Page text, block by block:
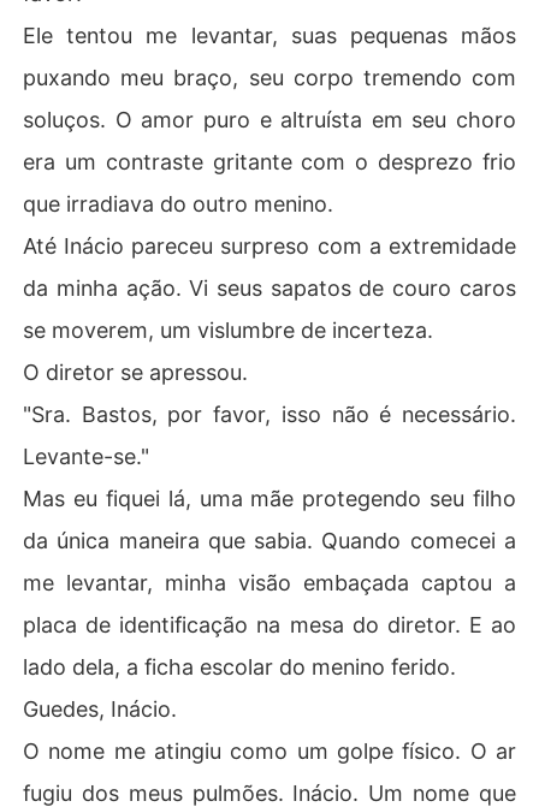
Ele tentou me levantar, suas pequenas mãos
puxando meu braço, seu corpo tremendo com
soluços. O amor puro e altruísta em seu choro
era um contraste gritante com o desprezo frio
que irradiava do outro menino.
Até Inácio pareceu surpreso com a extremidade
da minha ação. Vi seus sapatos de couro caros
se moverem, um vislumbre de incerteza.
O diretor se apressou.
"Sra. Bastos, por favor, isso não é necessário.
Levante-se."
Mas eu fiquei lá, uma mãe protegendo seu filho
da única maneira que sabia. Quando comecei a
me levantar, minha visão embaçada captou a
placa de identificação na mesa do diretor. E ao
lado dela, a ficha escolar do menino ferido.
Guedes, Inácio.
O nome me atingiu como um golpe físico. O ar
fugiu dos meus pulmões. Inácio. Um nome que